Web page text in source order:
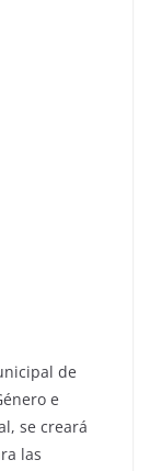
de
e
se creará
las